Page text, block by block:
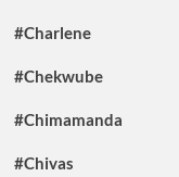
#Charlene
#Chekwube
#Chimamanda
#Chivas